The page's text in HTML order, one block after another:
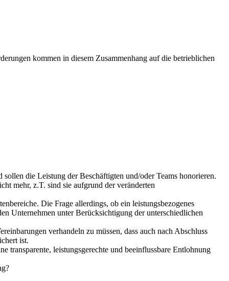
kommen in diesem Zusammenhang auf die betrieblichen
die Leistung der Beschäftigten und/oder Teams honorieren.
mehr, z.T. sind sie aufgrund der veränderten
Die Frage allerdings, ob ein leistungsbezogenes
Unternehmen unter Berücksichtigung der unterschiedlichen
verhandeln zu müssen, dass auch nach Abschluss
ist.
transparente, leistungsgerechte und beeinflussbare Entlohnung